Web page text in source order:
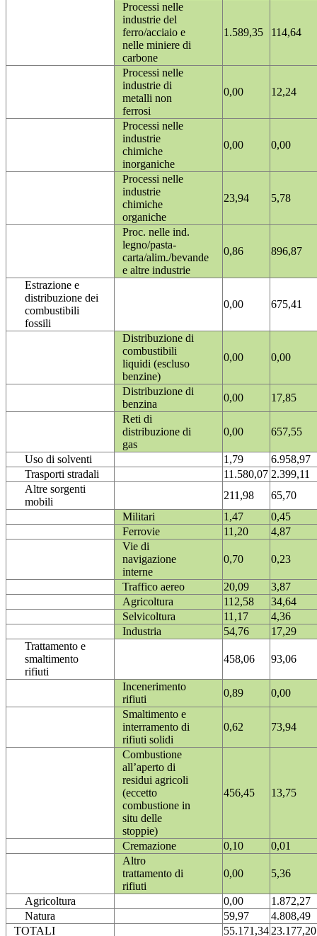
Processi nelle
industrie del
ferro/acciaio e
nelle miniere di
carbone
1.589,35 114,64
Processi nelle
industrie di
metalli non
ferrosi
0,00 12,24
Processi nelle
industrie
chimiche
inorganiche
0,00 0,00
Processi nelle
industrie
chimiche
organiche
23,94 5,78
Proc. nelle ind.
legno/pasta-
carta/alim./bevande
e altre industrie
0,86 896,87
Estrazione e
distribuzione dei
combustibili
fossili
0,00 675,41
Distribuzione di
combustibili
liquidi (escluso
benzine)
0,00 0,00
Distribuzione di
benzina
0,00
17,85
Reti di
distribuzione di
gas
0,00 657,55
Uso di solventi 1,79
6.958,97
Trasporti stradali
11.580,07 2.399,11
Altre sorgenti
mobili
211,98
65,70
Militari
1,47
0,45
Ferrovie
11,20
4,87
Vie di
navigazione
interne
0,70 0,23
Traffico aereo 20,09
3,87
Agricoltura
112,58
34,64
Selvicoltura
11,17
4,36
Industria
54,76
17,29
Trattamento e
smaltimento
rifiuti
458,06 93,06
Incenerimento
rifiuti
0,89
0,00
Smaltimento e
interramento di
rifiuti solidi
0,62 73,94
Combustione
all’aperto di
residui agricoli
(eccetto
combustione in
situ delle
stoppie)
456,45 13,75
Cremazione 0,10
0,01
Altro
trattamento di
rifiuti
0,00 5,36
Agricoltura 0,00
1.872,27
Natura
59,97
4.808,49
TOTALI
55.171,3423.177,20